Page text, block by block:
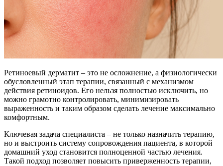
Ретиноевый дерматит – это не осложнение, а физиологически
обусловленный этап терапии, связанный с механизмом
действия ретиноидов. Его нельзя полностью исключить, но
можно грамотно контролировать, минимизировать
выраженность и таким образом сделать лечение максимально
комфортным.
Ключевая задача специалиста – не только назначить терапию,
но и выстроить систему сопровождения пациента, в которой
домашний уход становится полноценной частью лечения.
Такой подход позволяет повысить приверженность терапии,